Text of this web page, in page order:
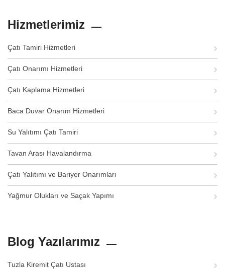
Hizmetlerimiz
Çatı Tamiri Hizmetleri
Çatı Onarımı Hizmetleri
Çatı Kaplama Hizmetleri
Baca Duvar Onarım Hizmetleri
Su Yalıtımı Çatı Tamiri
Tavan Arası Havalandırma
Çatı Yalıtımı ve Bariyer Onarımları
Yağmur Olukları ve Saçak Yapımı
Blog Yazılarımız
Tuzla Kiremit Çatı Ustası